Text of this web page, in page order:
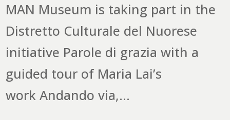
MAN Museum is taking part in the
Distretto Culturale del Nuorese
initiative Parole di grazia with a
guided tour of Maria Lai’s
work Andando via,...